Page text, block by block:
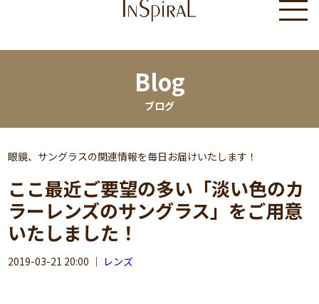
Blog
ブログ
眼鏡、サングラスの関連情報を毎日お届けいたします！
ここ最近ご要望の多い「淡い色のカ
ラーレンズのサングラス」をご用意
いたしました！
2019-03-21 20:00 ｜ レンズ